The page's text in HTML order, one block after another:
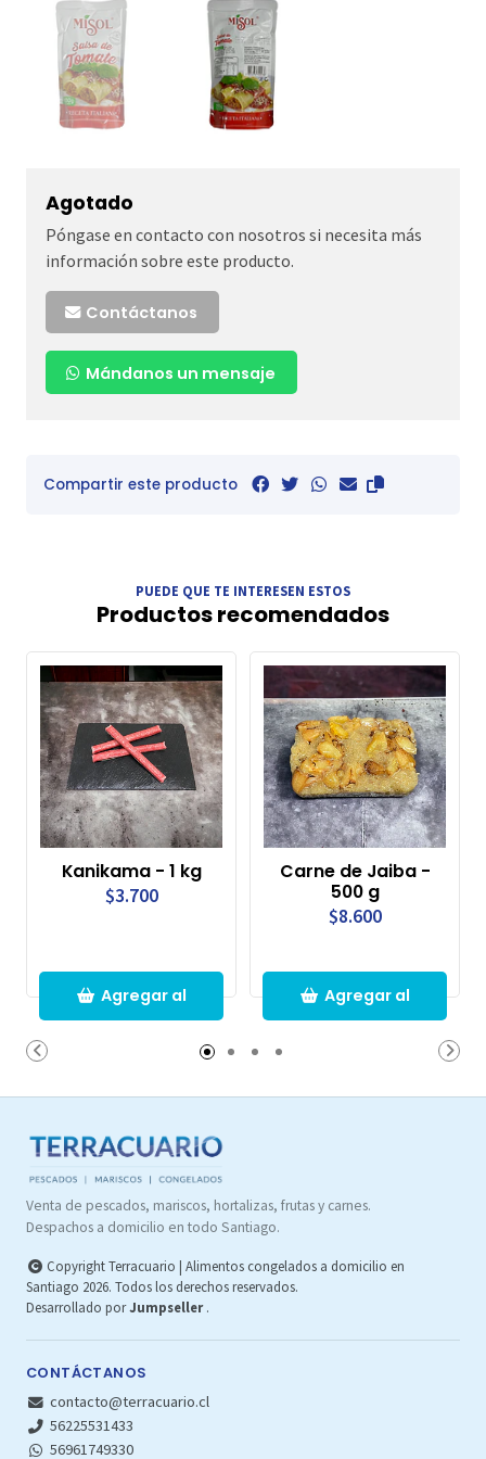
Agotado
Póngase en contacto con nosotros si necesita más
información sobre este producto.
Contáctanos
Mándanos un mensaje
Compartir este producto
PUEDE QUE TE INTERESEN ESTOS
Productos recomendados
Kanikama - 1 kg
$3.700
Agregar al
Carne de Jaiba -
500 g
$8.600
Agregar al
Venta de pescados, mariscos, hortalizas, frutas y carnes.
Despachos a domicilio en todo Santiago.
Copyright Terracuario | Alimentos congelados a domicilio en
Santiago 2026. Todos los derechos reservados.
Desarrollado porJumpseller .
CONTÁCTANOS
contacto@terracuario.cl
56225531433
56961749330